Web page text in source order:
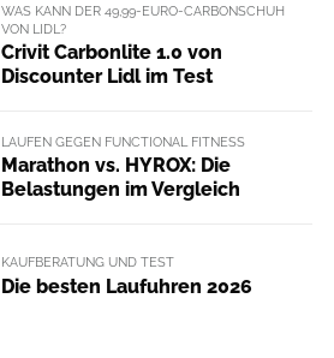
WAS KANN DER 49,99-EURO-CARBONSCHUH
VON LIDL?
Crivit Carbonlite 1.0 von
Discounter Lidl im Test
LAUFEN GEGEN FUNCTIONAL FITNESS
Marathon vs. HYROX: Die
Belastungen im Vergleich
KAUFBERATUNG UND TEST
Die besten Laufuhren 2026